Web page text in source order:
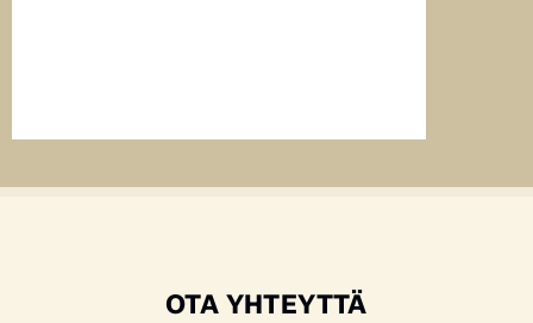
OTA YHTEYTTÄ